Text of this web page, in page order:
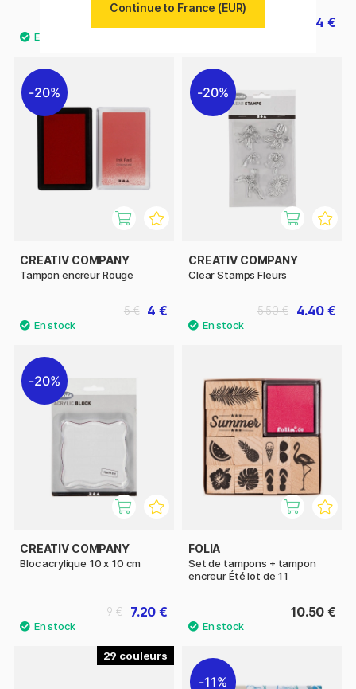
4 €
20%
CREATIV COMPANY
Tampon encreur Rouge
4 €
5 €
20%
CREATIV COMPANY
Clear Stamps Fleurs
4.40 €
5.50 €
20%
CREATIV COMPANY
Bloc acrylique 10 x 10 cm
7.20 €
9 €
FOLIA
Set de tampons + tampon
encreur Été lot de 11
10.50 €
29
11%
Continue to France (EUR)